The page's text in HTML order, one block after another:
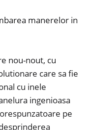
manerelor in
nou-nout, cu
care sa fie
cu inele
ingenioasa
pe